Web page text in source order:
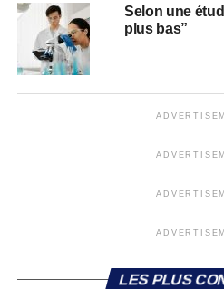
Selon une
plus bas”
LES PLUS